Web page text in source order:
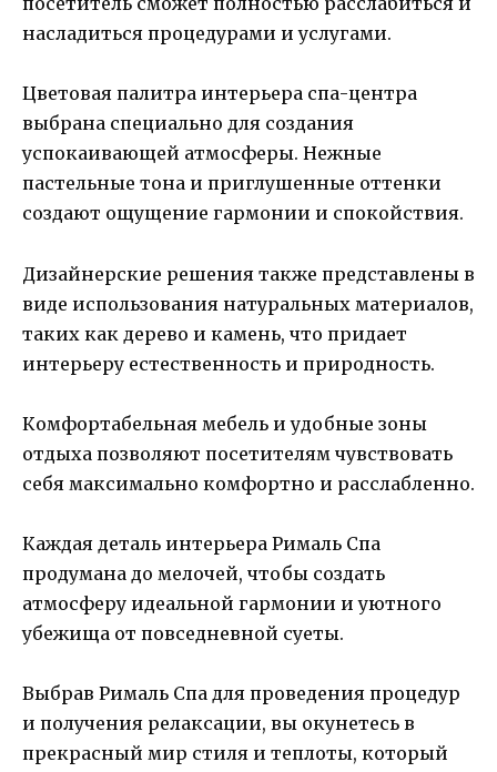
насладиться процедурами и услугами.
Цветовая палитра интерьера спа-центра
выбрана специально для создания
успокаивающей атмосферы. Нежные
пастельные тона и приглушенные оттенки
создают ощущение гармонии и спокойствия.
Дизайнерские решения также представлены в
виде использования натуральных материалов,
таких как дерево и камень, что придает
интерьеру естественность и природность.
Комфортабельная мебель и удобные зоны
отдыха позволяют посетителям чувствовать
себя максимально комфортно и расслабленно.
Каждая деталь интерьера Рималь Спа
продумана до мелочей, чтобы создать
атмосферу идеальной гармонии и уютного
убежища от повседневной суеты.
Выбрав Рималь Спа для проведения процедур
и получения релаксации, вы окунетесь в
прекрасный мир стиля и теплоты, который